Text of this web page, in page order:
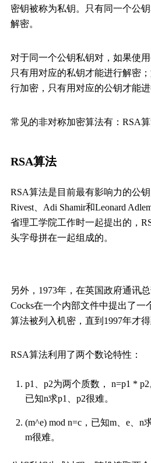
密钥被称为私钥。只有同一个公
解密。
对于同一个公钥私钥对，如果使
只有用对应的私钥才能进行解密
行加密，只有用对应的公钥才能进
常见的非对称加密算法有：RSA算
RSA算法
RSA算法是目前最有影响力的公
Rivest、Adi Shamir和Leonard
省理工学院工作时一起提出的，
头字母拼在一起组成的。
另外，1973年，在英国政府通讯
Cocks在一个内部文件中提出了一
算法被列入机密，直到1997年才得
RSA算法利用了两个数论特性：
p1、p2为两个质数， n=p1 *
已知n求p1、p2很难。
(m^e) mod n=c，已知m、e、n
m很难。